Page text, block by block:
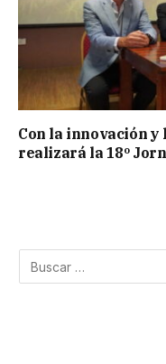
Con la innovación y
realizará la 18º